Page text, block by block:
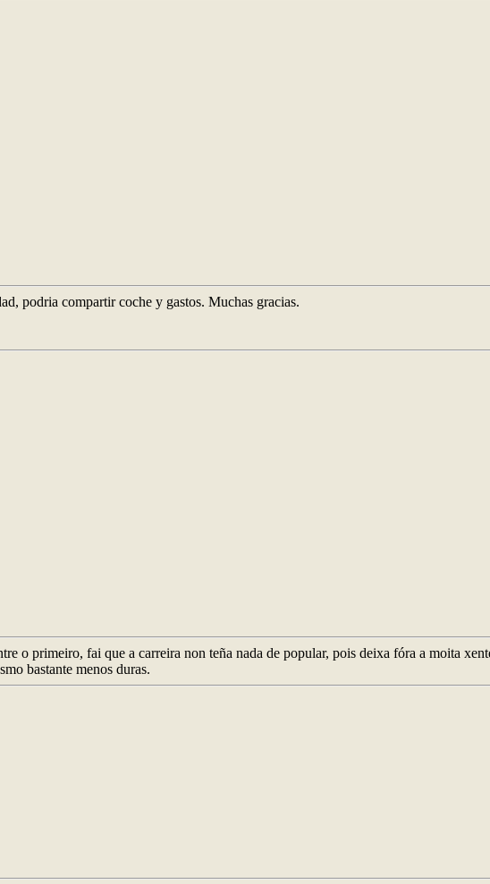
podria compartir coche y gastos. Muchas gracias.
o primeiro, fai que a carreira non teña nada de popular, pois deixa fóra a moita
bastante menos duras.